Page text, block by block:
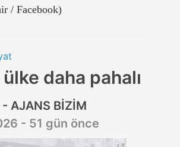
/ Facebook)
daha pahalı
AJANS BİZİM
- 51 gün önce